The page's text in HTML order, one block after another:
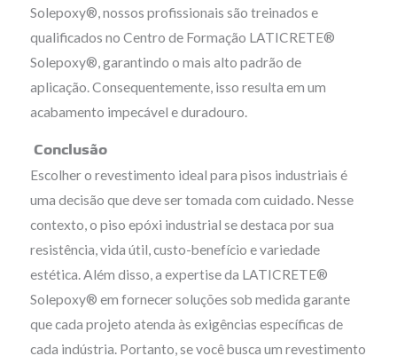
Solepoxy®, nossos profissionais são treinados e
qualificados no Centro de Formação LATICRETE®
Solepoxy®, garantindo o mais alto padrão de
aplicação. Consequentemente, isso resulta em um
acabamento impecável e duradouro.
Conclusão
Escolher o revestimento ideal para pisos industriais é
uma decisão que deve ser tomada com cuidado. Nesse
contexto, o piso epóxi industrial se destaca por sua
resistência, vida útil, custo-benefício e variedade
estética. Além disso, a expertise da LATICRETE®
Solepoxy® em fornecer soluções sob medida garante
que cada projeto atenda às exigências específicas de
cada indústria. Portanto, se você busca um revestimento